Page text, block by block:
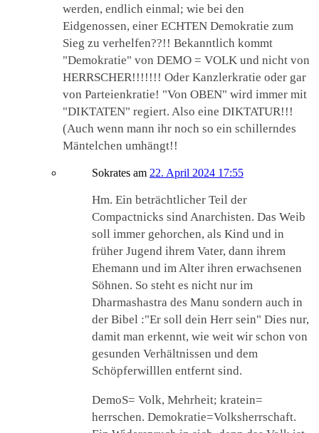
werden, endlich einmal; wie bei den
Eidgenossen, einer ECHTEN Demokratie zum
Sieg zu verhelfen??!! Bekanntlich kommt
"Demokratie" von DEMO = VOLK und nicht von
HERRSCHER!!!!!!! Oder Kanzlerkratie oder gar
von Parteienkratie! "Von OBEN" wird immer mit
"DIKTATEN" regiert. Also eine DIKTATUR!!!
(Auch wenn mann ihr noch so ein schillerndes
Mäntelchen umhängt!!
Sokrates am 22. April 2024 17:55
Hm. Ein beträchtlicher Teil der
Compactnicks sind Anarchisten. Das Weib
soll immer gehorchen, als Kind und in
früher Jugend ihrem Vater, dann ihrem
Ehemann und im Alter ihren erwachsenen
Söhnen. So steht es nicht nur im
Dharmashastra des Manu sondern auch in
der Bibel :"Er soll dein Herr sein" Dies nur,
damit man erkennt, wie weit wir schon von
gesunden Verhältnissen und dem
Schöpferwilllen entfernt sind.
DemoS= Volk, Mehrheit; kratein=
herrschen. Demokratie=Volksherrschaft.